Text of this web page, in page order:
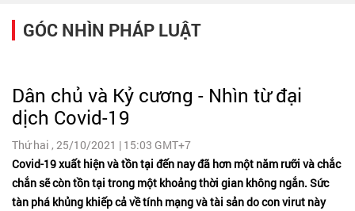
GÓC NHÌN PHÁP LUẬT
Dân chủ và Kỷ cương - Nhìn từ đại
dịch Covid-19
Thứ hai , 25/10/2021 | 15:03 GMT+7
Covid-19 xuất hiện và tồn tại đến nay đã hơn một năm rưỡi và chắc
chắn sẽ còn tồn tại trong một khoảng thời gian không ngắn. Sức
tàn phá khủng khiếp cả về tính mạng và tài sản do con virut này